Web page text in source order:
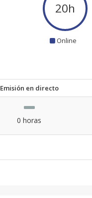
20h
Online
Emisión en directo
0 horas